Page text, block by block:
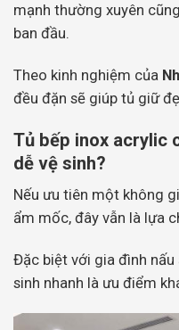
mạnh thường xuyên
ban đầu.
Theo kinh nghiệm của
đều đặn sẽ giúp tủ giữ
Tủ bếp inox acrylic
dễ vệ sinh?
Nếu ưu tiên một không
ẩm mốc, đây vẫn là lựa
Đặc biệt với gia đình nấu
sinh nhanh là ưu điểm